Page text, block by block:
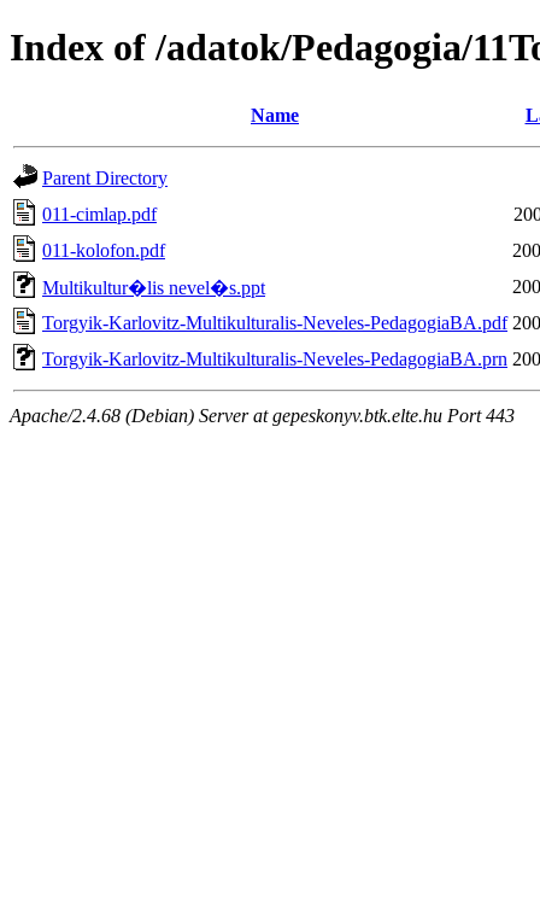
Index of /adatok/Pedagogia/
Name
Parent Directory
011-cimlap.pdf
011-kolofon.pdf
Multikultur�lis nevel�s.ppt
Torgyik-Karlovitz-Multikulturalis-Neveles-PedagogiaBA.pdf
Torgyik-Karlovitz-Multikulturalis-Neveles-PedagogiaBA.prn
Apache/2.4.68 (Debian) Server at gepeskonyv.btk.elte.hu Port 443